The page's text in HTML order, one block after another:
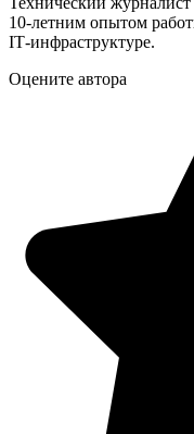
10‑летним опытом
IT‑инфраструктуре.
Оцените автора